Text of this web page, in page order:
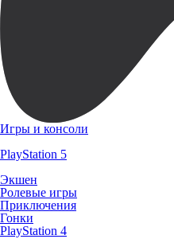
Игры и консоли
PlayStation 5
Экшен
Ролевые игры
Приключения
Гонки
PlayStation 4